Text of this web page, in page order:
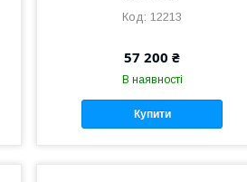
12213
57 200 ₴
В наявності
Купити